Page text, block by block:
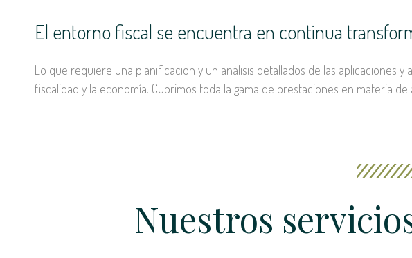
El entorno fiscal se encuentra en continua
Lo que requiere una planificacion y un análisis detallados de las aplicaciones
fiscalidad y la economía. Cubrimos toda la gama de prestaciones en materia
Nuestros